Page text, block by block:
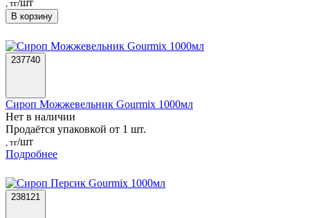
, тг
В корзину
237740
Сироп Можжевельник Gourmix 1000мл
Нет в наличии
Продаётся упаковкой от 1 шт.
, тг/шт
Подробнее
238121